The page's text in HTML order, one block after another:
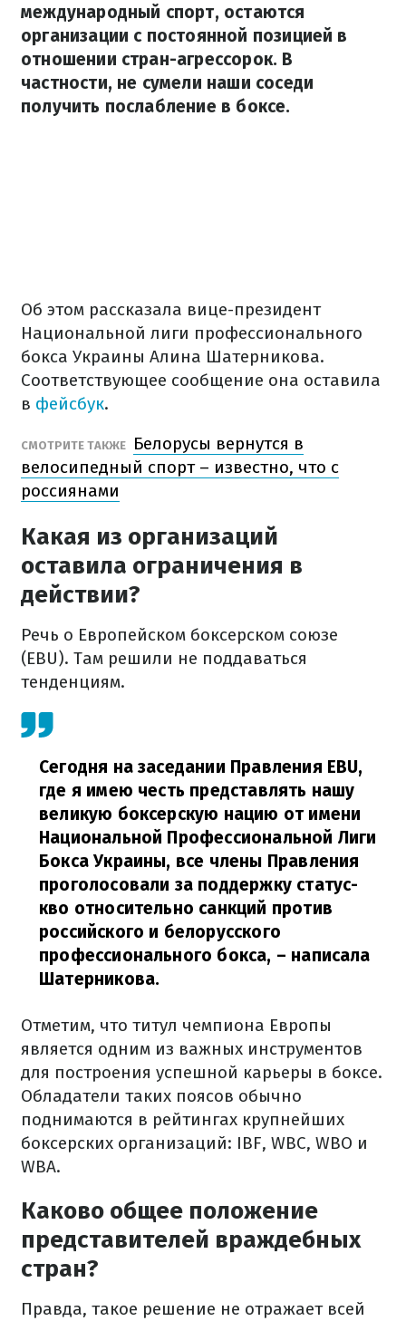
международный спорт, остаются
организации с постоянной позицией в
отношении стран-агрессорок. В
частности, не сумели наши соседи
получить послабление в боксе.
Об этом рассказала вице-президент
Национальной лиги профессионального
бокса Украины Алина Шатерникова.
Соответствующее сообщение она оставила
в фейсбук.
СМОТРИТЕ ТАКЖЕ
Белорусы вернутся в
велосипедный спорт – известно, что с
россиянами
Какая из организаций
оставила ограничения в
действии?
Речь о Европейском боксерском союзе
(EBU). Там решили не поддаваться
тенденциям.
Сегодня на заседании Правления EBU,
где я имею честь представлять нашу
великую боксерскую нацию от имени
Национальной Профессиональной Лиги
Бокса Украины, все члены Правления
проголосовали за поддержку статус-
кво относительно санкций против
российского и белорусского
профессионального бокса, – написала
Шатерникова.
Отметим, что титул чемпиона Европы
является одним из важных инструментов
для построения успешной карьеры в боксе.
Обладатели таких поясов обычно
поднимаются в рейтингах крупнейших
боксерских организаций: IBF, WBC, WBO и
WBA.
Каково общее положение
представителей враждебных
стран?
Правда, такое решение не отражает всей